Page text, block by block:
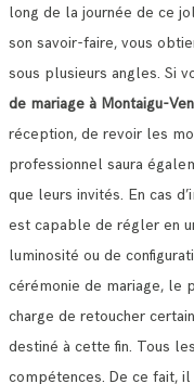
long de la journée de ce
son savoir-faire, vous
sous plusieurs angles. Si
de mariage à Montaigu-
réception, de revoir les
professionnel saura
que leurs invités. En cas
est capable de régler en
luminosité ou de
cérémonie de mariage, le
charge de retoucher
destiné à cette fin. Tous
compétences. De ce fait,